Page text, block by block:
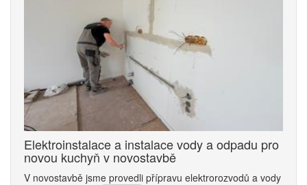
Elektroinstalace a instalace vody a odpadu pro
novou kuchyň v novostavbě
V novostavbě jsme provedli přípravu elektrorozvodů a vody